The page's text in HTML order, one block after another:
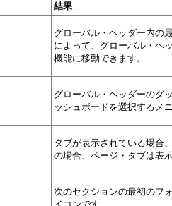
結果
グローバル・ヘッダー内の
によって、グローバル・ヘ
機能に移動できます。
グローバル・ヘッダーのダ
ッシュボードを選択するメ
タブが表示されている場合
の場合、ページ・タブは表
次のセクションの最初のフ